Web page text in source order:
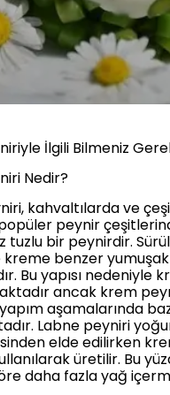
İlgili Bilmeniz
Nedir?
kahvaltılarda ve
peynir
tuzlu bir peynirdir.
benzer
Bu yapısı nedeniyle
ancak krem
aşamalarında
Labne peyniri
elde edilirken
üretilir. Bu
daha fazla yağ